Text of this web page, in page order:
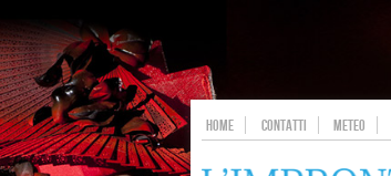
HOME CONTATTI METEO